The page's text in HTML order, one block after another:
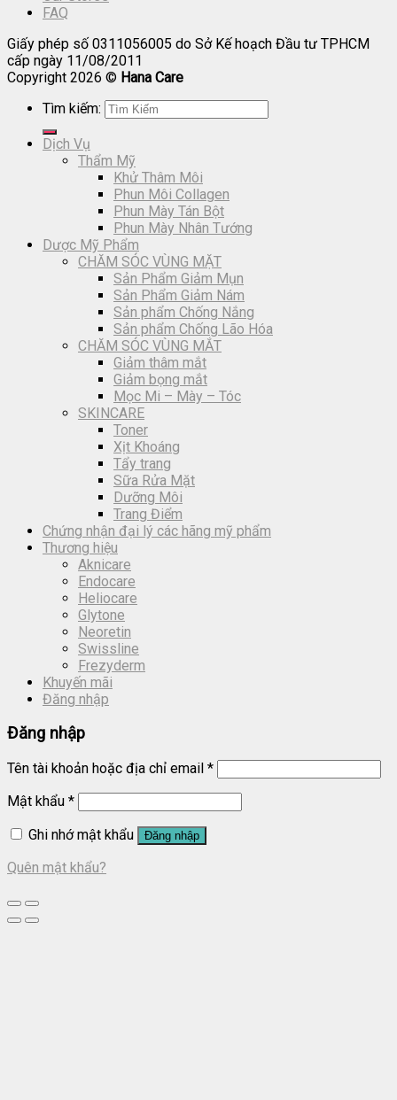
FAQ
Giấy phép số 0311056005 do Sở Kế hoạch Đầu tư TPHCM
cấp ngày 11/08/2011
Copyright 2026 © Hana Care
Tìm kiếm:
Dịch Vụ
Thẩm Mỹ
Khử Thâm Môi
Phun Môi Collagen
Phun Mày Tán Bột
Phun Mày Nhân Tướng
Dược Mỹ Phẩm
CHĂM SÓC VÙNG MẶT
Sản Phẩm Giảm Mụn
Sản Phẩm Giảm Nám
Sản phẩm Chống Nắng
Sản phẩm Chống Lão Hóa
CHĂM SÓC VÙNG MẮT
Giảm thâm mắt
Giảm bọng mắt
Mọc Mi – Mày – Tóc
SKINCARE
Toner
Xịt Khoáng
Tẩy trang
Sữa Rửa Mặt
Dưỡng Môi
Trang Điểm
Chứng nhận đại lý các hãng mỹ phẩm
Thương hiệu
Aknicare
Endocare
Heliocare
Glytone
Neoretin
Swissline
Frezyderm
Khuyến mãi
Đăng nhập
Đăng nhập
Tên tài khoản hoặc địa chỉ email *
Mật khẩu *
Ghi nhớ mật khẩu
Đăng nhập
Quên mật khẩu?